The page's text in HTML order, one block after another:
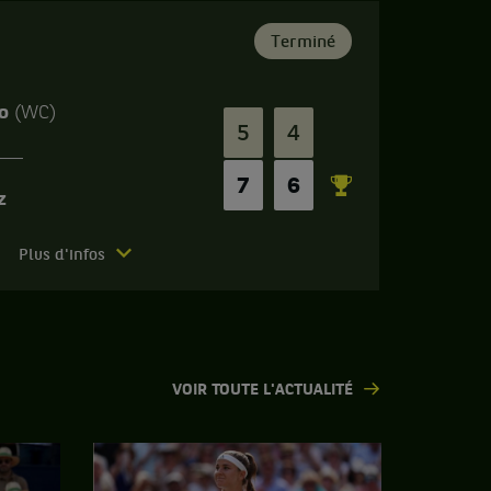
Terminé
(WC)
5 4
7 6
Plus d'infos
VOIR TOUTE L'ACTUALITÉ